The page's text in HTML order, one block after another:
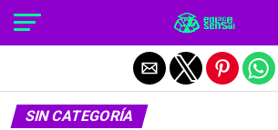
SIN CATEGORÍA
Salir de la versión móvil